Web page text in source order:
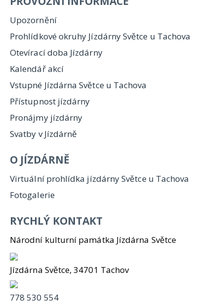
Upozornění
Prohlídkové okruhy Jízdárny Světce u Tachova
Otevírací doba Jízdárny
Kalendář akcí
Vstupné Jízdárna Světce u Tachova
Přístupnost jízdárny
Pronájmy jízdárny
Svatby v Jízdárně
O JÍZDÁRNĚ
Virtuální prohlídka jízdárny Světce u Tachova
Fotogalerie
RYCHLÝ KONTAKT
Národní kulturní památka Jízdárna Světce
Jízdárna Světce, 34701 Tachov
778 530 554